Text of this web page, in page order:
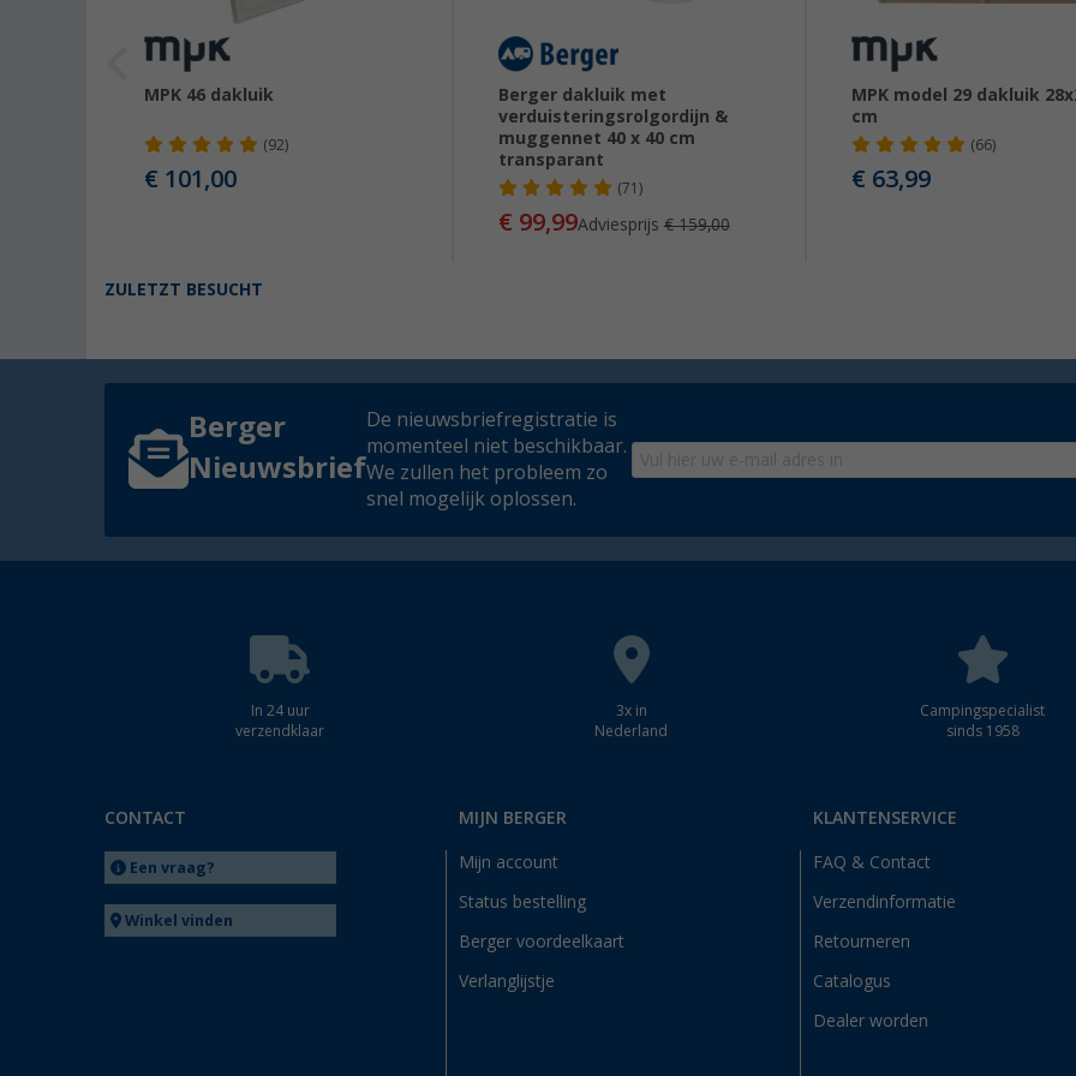
MPK 46 dakluik
(92)
€ 101,00
Berger dakluik met
verduisteringsrolgordijn &
muggennet 40 x 40 cm
transparant
(71)
€ 99,99Adviesprijs € 159,00
MPK model 29 dakluik
cm
(66)
€ 63,99
ZULETZT BESUCHT
Berger
Nieuwsbrief
De nieuwsbriefregistratie is
momenteel niet beschikbaar.
We zullen het probleem zo
snel mogelijk oplossen.
In 24 uur
verzendklaar
3x in
Nederland
Campingspecialist
sinds 1958
CONTACT
Een vraag?
Winkel vinden
MIJN BERGER
Mijn account
Status bestelling
Berger voordeelkaart
Verlanglijstje
KLANTENSERVICE
FAQ & Contact
Verzendinformatie
Retourneren
Catalogus
Dealer worden